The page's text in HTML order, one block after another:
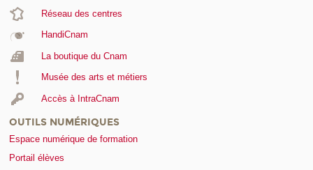
Réseau des centres
HandiCnam
La boutique du Cnam
Musée des arts et métiers
Accès à IntraCnam
OUTILS NUMÉRIQUES
Espace numérique de formation
Portail élèves